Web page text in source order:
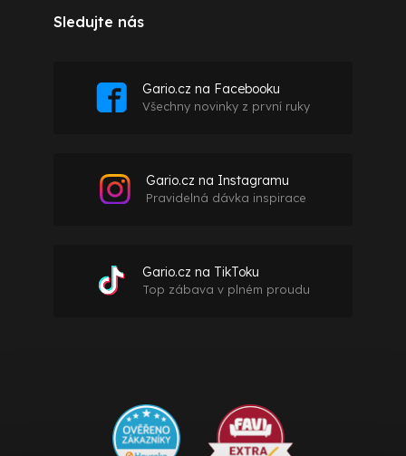
Sledujte nás
Gario.cz na Facebooku
Všechny novinky z první ruky
Gario.cz na Instagramu
Pravidelná dávka inspirace
Gario.cz na TikToku
Top zábava v plném proudu